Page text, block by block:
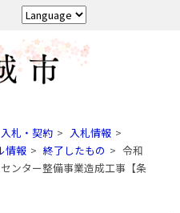
入札・契約
入札情報
情報
終了したもの
令和
ンター整備事業造成工事【条